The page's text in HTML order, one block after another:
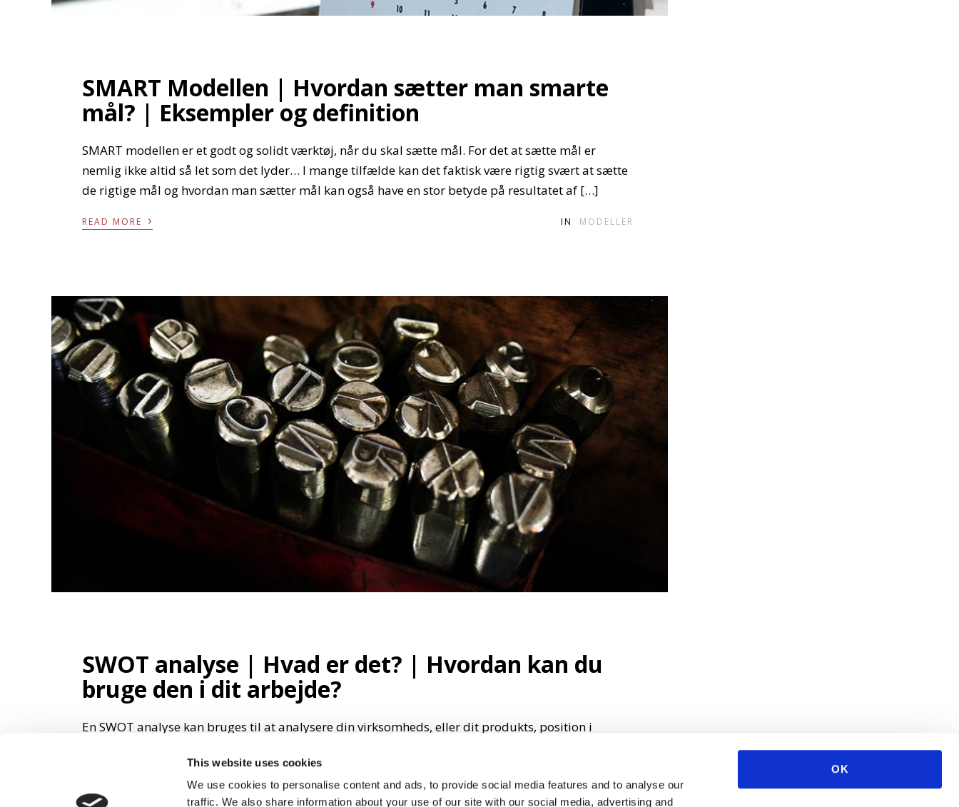
This website uses cookies
We use cookies to personalise content and ads, to provide social media features and to analyse our
traffic. We also share information about your use of our site with our social media, advertising and
OK
SMART Modellen | Hvordan sætter man smarte
mål? | Eksempler og definition
SMART modellen er et godt og solidt værktøj, når du skal sætte mål. For det at sætte mål er
nemlig ikke altid så let som det lyder… I mange tilfælde kan det faktisk være rigtig svært at sætte
de rigtige mål og hvordan man sætter mål kan også have en stor betyde på resultatet af […]
READ MORE › IN MODELLER
SWOT analyse | Hvad er det? | Hvordan kan du
bruge den i dit arbejde?
En SWOT analyse kan bruges til at analysere din virksomheds, eller dit produkts, position i
og Threats (muligheder og trusler/barrierer). Læs om SWOT analyse og hvordan du kan bruge
den i dit arbejde. SWOT analyse: Strengths, Weaknesses, Opportunities og Threats SWOT analyse